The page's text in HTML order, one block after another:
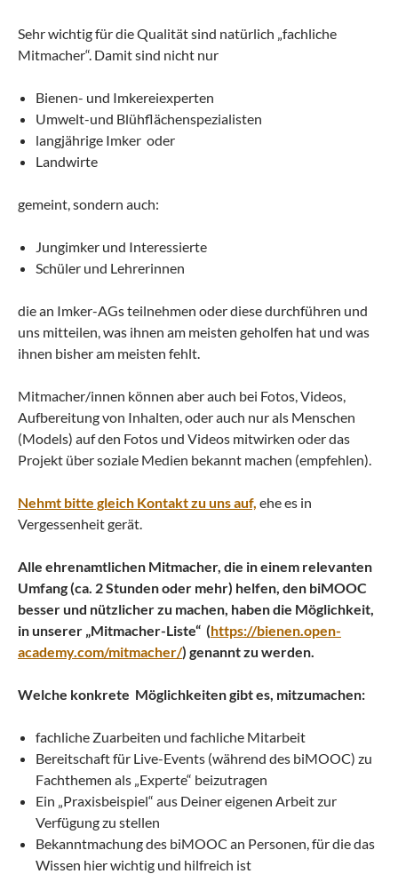
Sehr wichtig für die Qualität sind natürlich „fachliche
Mitmacher“. Damit sind nicht nur
Bienen- und Imkereiexperten
Umwelt-und Blühflächenspezialisten
langjährige Imker oder
Landwirte
gemeint, sondern auch:
Jungimker und Interessierte
Schüler und Lehrerinnen
die an Imker-AGs teilnehmen oder diese durchführen und
uns mitteilen, was ihnen am meisten geholfen hat und was
ihnen bisher am meisten fehlt.
Mitmacher/innen können aber auch bei Fotos, Videos,
Aufbereitung von Inhalten, oder auch nur als Menschen
(Models) auf den Fotos und Videos mitwirken oder das
Projekt über soziale Medien bekannt machen (empfehlen).
Nehmt bitte gleich Kontakt zu uns auf, ehe es in
Vergessenheit gerät.
Alle ehrenamtlichen Mitmacher, die in einem relevanten
Umfang (ca. 2 Stunden oder mehr) helfen, den biMOOC
besser und nützlicher zu machen, haben die Möglichkeit,
in unserer „Mitmacher-Liste“ (https://bienen.open-
academy.com/mitmacher/) genannt zu werden.
Welche konkrete Möglichkeiten gibt es, mitzumachen:
fachliche Zuarbeiten und fachliche Mitarbeit
Bereitschaft für Live-Events (während des biMOOC) zu
Fachthemen als „Experte“ beizutragen
Ein „Praxisbeispiel“ aus Deiner eigenen Arbeit zur
Verfügung zu stellen
Bekanntmachung des biMOOC an Personen, für die das
Wissen hier wichtig und hilfreich ist